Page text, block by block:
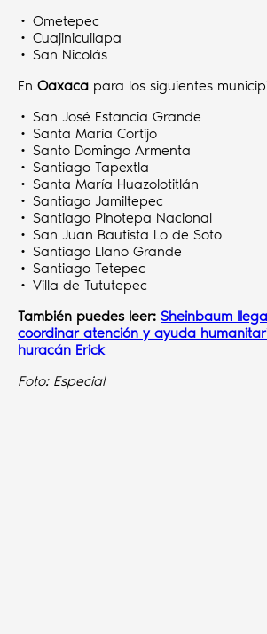
• Ometepec
• Cuajinicuilapa
• San Nicolás
En Oaxaca para los siguientes
• San José Estancia Grande
• Santa María Cortijo
• Santo Domingo Armenta
• Santiago Tapextla
• Santa María Huazolotitlán
• Santiago Jamiltepec
• Santiago Pinotepa Nacional
• San Juan Bautista Lo de Soto
• Santiago Llano Grande
• Santiago Tetepec
• Villa de Tututepec
También puedes leer: Sheinbaum
coordinar atención y ayuda
huracán Erick
Foto: Especial